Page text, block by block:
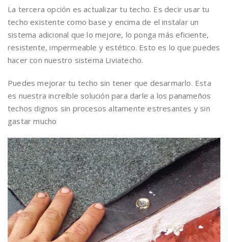
La tercera opción es actualizar tu techo. Es decir usar tu
techo existente como base y encima de el instalar un
sistema adicional que lo mejore, lo ponga más eficiente,
resistente, impermeable y estético. Esto es lo que puedes
hacer con nuestro sistema Liviatecho.
Puedes mejorar tu techo sin tener que desarmarlo. Esta
es nuestra increíble solución para darle a los panameños
techos dignos sin procesos altamente estresantes y sin
gastar mucho